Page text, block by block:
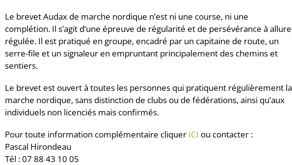
Le brevet Audax de marche nordique n’est ni une course, ni une
complétion. Il s’agit d’une épreuve de régularité et de persévérance à allure
régulée. Il est pratiqué en groupe, encadré par un capitaine de route, un
serre-file et un signaleur en empruntant principalement des chemins et
sentiers.
Le brevet est ouvert à toutes les personnes qui pratiquent régulièrement la
marche nordique, sans distinction de clubs ou de fédérations, ainsi qu’aux
individuels non licenciés mais confirmés.
Pour toute information complémentaire cliquer ICI ou contacter :
Pascal Hirondeau
Tél : 07 88 43 10 05